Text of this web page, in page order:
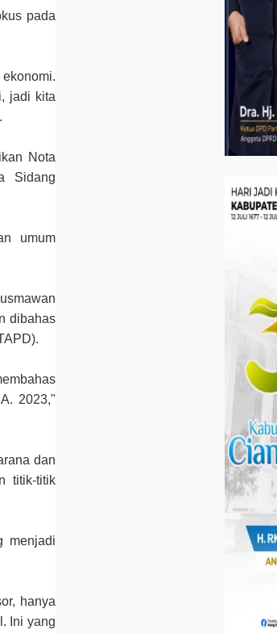
pada
jadi kita
Nota
Sidang
umum
dibahas
2023,"
dan
titik-titik
menjadi
hanya
Ini yang